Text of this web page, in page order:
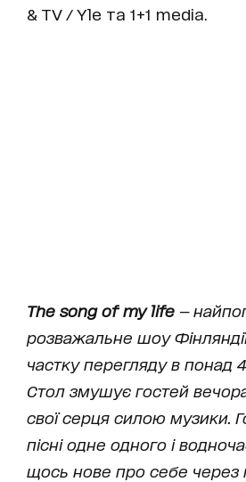
& TV / Yle та 1+1 media.
The song of my life —
розважальне шоу
частку перегляду в понад
Стол змушує гостей
свої серця силою музики.
пісні одне одного і
щось нове про себе через